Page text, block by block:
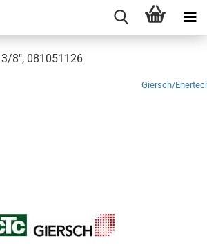
8", 081051126
Giersch/